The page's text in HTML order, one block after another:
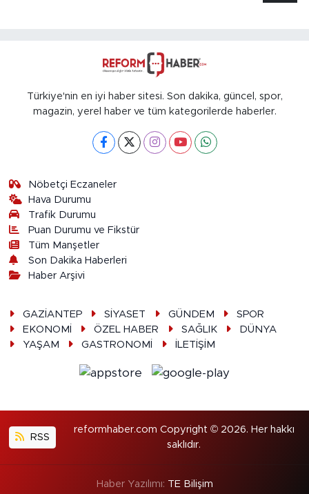
Türkiye'nin en iyi haber sitesi. Son dakika, güncel, spor,
magazin, yerel haber ve tüm kategorilerde haberler.
Nöbetçi Eczaneler
Hava Durumu
Trafik Durumu
Puan Durumu ve Fikstür
Tüm Manşetler
Son Dakika Haberleri
Haber Arşivi
GAZİANTEP SİYASET GÜNDEM
SPOR
EKONOMİ
ÖZEL HABER SAĞLIK
DÜNYA
YAŞAM
GASTRONOMİ İLETİŞİM
RSS
reformhaber.com Copyright © 2026. Her hakkı
saklıdır.
Haber Yazılımı: TE Bilişim